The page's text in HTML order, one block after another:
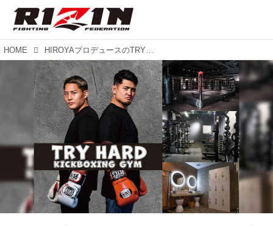
HOME HIROYAプロデュースのTRY HARD GYMが東京都町田市に移転しグランドオープン！